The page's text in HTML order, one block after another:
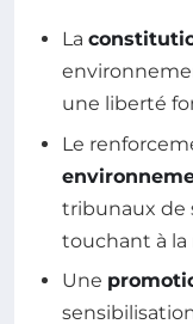
La
une liberté
Le
tribunaux de
touchant à la
Une